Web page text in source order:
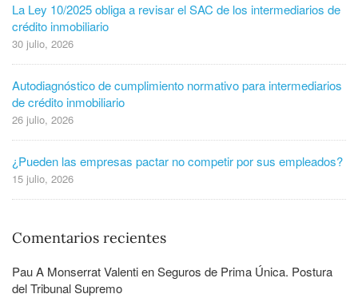
La Ley 10/2025 obliga a revisar el SAC de los intermediarios de
crédito inmobiliario
30 julio, 2026
Autodiagnóstico de cumplimiento normativo para intermediarios
de crédito inmobiliario
26 julio, 2026
¿Pueden las empresas pactar no competir por sus empleados?
15 julio, 2026
Comentarios recientes
Pau A Monserrat ValentienSeguros de Prima Única. Postura
del Tribunal Supremo